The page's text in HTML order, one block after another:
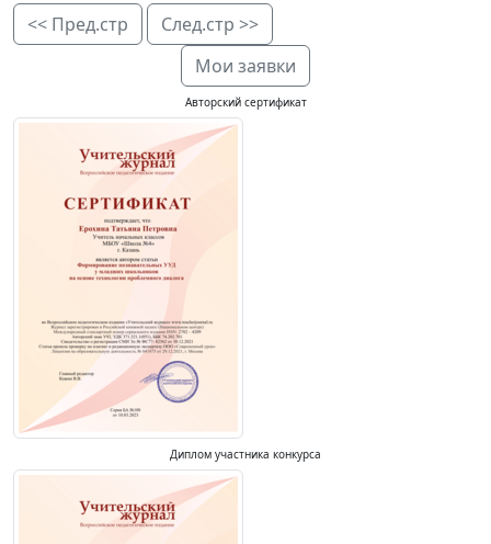
<< Пред.стр
След.стр >>
Мои заявки
Авторский сертификат
Диплом участника конкурса